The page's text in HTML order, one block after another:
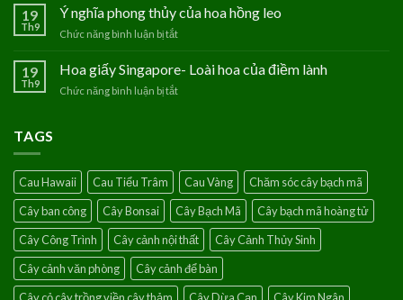
hoa
Thủy
phúc
với
19
Th9
Ý nghĩa phong thủy của hoa hồng leo
Chức năng bình luận bị tắt
nghĩa
19
Th9
Hoa giấy Singapore- Loài hoa của điềm lành
Chức năng bình luận bị tắt
của
điềm
lành
TAGS
Cau Hawaii Cau Tiểu Trâm Cau Vàng
Chăm sóc cây bạch mã
Cây ban công
Cây Bonsai Cây Bạch Mã
Cây bạch mã hoàng tử
Cây Công Trình
Cây cảnh nội thất
Cây Cảnh Thủy Sinh
Cây cảnh văn phòng
Cây cảnh để bàn